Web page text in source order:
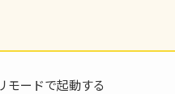
モードで起動する